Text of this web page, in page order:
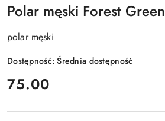
Polar męski Forest Green
polar męski
Dostępność:Średnia dostępność
cena:
75.00